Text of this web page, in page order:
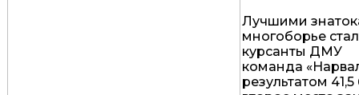
Лучшими
многоборье
курсанты ДМУ
команда
результатом 41,5